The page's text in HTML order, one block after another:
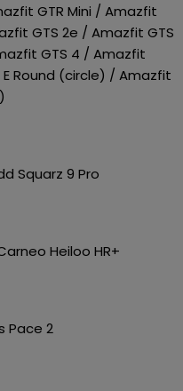
GTR Mini / Amazfit
GTS 2e / Amazfit GTS
GTS 4 / Amazfit
Round (circle) / Amazfit
Squarz 9 Pro
Heiloo HR+
Pace 2